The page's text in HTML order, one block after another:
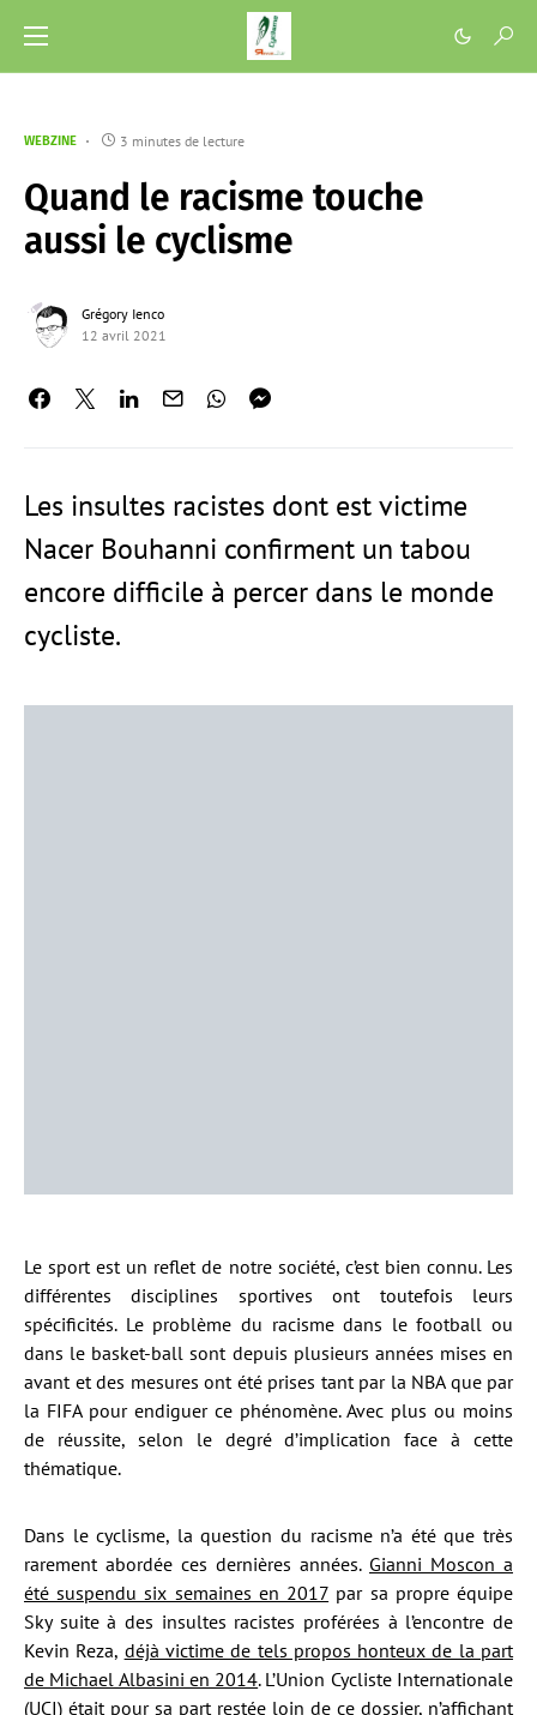
WEBZINE 3 minutes de lecture
Quand le racisme touche
aussi le cyclisme
Grégory Ienco
12 avril 2021
Les insultes racistes dont est victime
Nacer Bouhanni confirment un tabou
encore difficile à percer dans le monde
cycliste.
Le sport est un reflet de notre société, c’est bien connu. Les
différentes disciplines sportives ont toutefois leurs
spécificités. Le problème du racisme dans le football ou
dans le basket-ball sont depuis plusieurs années mises en
avant et des mesures ont été prises tant par la NBA que par
la FIFA pour endiguer ce phénomène. Avec plus ou moins
de réussite, selon le degré d’implication face à cette
thématique.
Dans le cyclisme, la question du racisme n’a été que très
rarement abordée ces dernières années. Gianni Moscon a
été suspendu six semaines en 2017 par sa propre équipe
Sky suite à des insultes racistes proférées à l’encontre de
Kevin Reza, déjà victime de tels propos honteux de la part
de Michael Albasini en 2014. L’Union Cycliste Internationale
(UCI) était pour sa part restée loin de ce dossier, n’affichant